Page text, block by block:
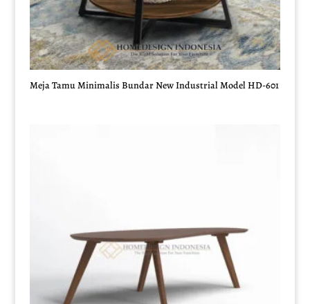
Meja Tamu Minimalis Bundar New Industrial Model HD-601